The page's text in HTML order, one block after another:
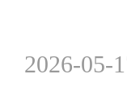
2026-05-